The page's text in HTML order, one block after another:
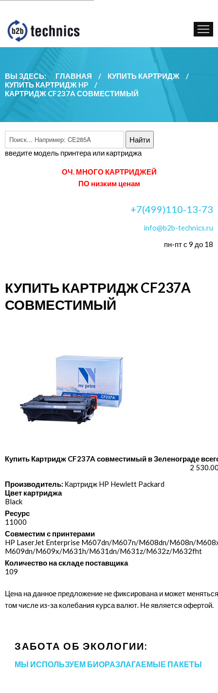
КУПИТЬ КАРТРИДЖ
ГОС. УЧРЕЖДЕНИЯМ
КОНТАКТЫ
ВЫ ЗДЕСЬ: ГЛАВНАЯ / КУПИТЬ КАРТРИДЖ
/
КУПИТЬ КАРТРИДЖ HP
/
КАРТРИДЖ CF237A СОВМЕСТИМЫЙ
введите модель принтера или картриджа
ОЧ. МНОГО КАРТРИДЖЕЙ
ПО низким ценам
+7(499)110-13-73
info@b2b-technics.ru
пн-пт с 9 до 18
КУПИТЬ КАРТРИДЖ CF237A
СОВМЕСТИМЫЙ
Купить Картридж CF237A совместимый в Зеленограде
2
Производитель: Картридж HP Hewlett Packard
Цвет картриджа
Black
Ресурс
11000
Совместим с принтерами
HP LaserJet Enterprise M607dn/​M607n/​M608dn/​M608n/​
M609dn/​M609x/​M631h/​M631dn/​M631z/​M632z/​M632fht
Количество на складе поставщика
109
Цена на данное предложение не фиксирована и может
том числе из-за колебания курса валют. Не является офертой.
ЗАБОТА ОБ ЭКОЛОГИИ:
МЫ ИСПОЛЬЗУЕМ БИОРАЗЛАГАЕМЫЕ ПАКЕТЫ